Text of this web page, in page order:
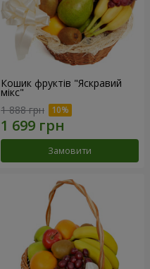
Кошик фруктів "Яскравий
мікс"
1 888 грн
Замовити